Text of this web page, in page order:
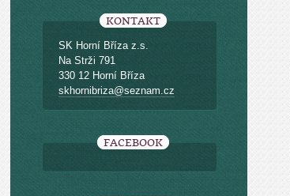
KONTAKT
SK Horní Bříza z.s.
Na Strži 791
330 12 Horní Bříza
skhornibriza@seznam.cz
FACEBOOK